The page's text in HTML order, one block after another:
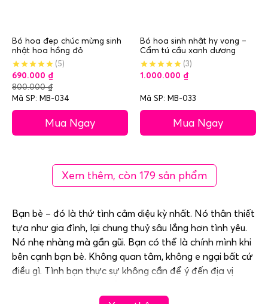
Bó hoa đẹp chúc mừng sinh
nhật hoa hồng đỏ
(5)
690.000 ₫
800.000₫
Mã SP: MB-034
Mua Ngay
Bó hoa sinh nhật hy vọng –
Cẩm tú cầu xanh dương
(3)
1.000.000 ₫
Mã SP: MB-033
Mua Ngay
Xem thêm, còn 179 sản phẩm
Bạn bè – đó là thứ tình cảm diệu kỳ nhất. Nó thân thiết
tựa như gia đình, lại chung thuỷ sâu lắng hơn tình yêu.
Nó nhẹ nhàng mà gần gũi. Bạn có thể là chính mình khi
bên cạnh bạn bè. Không quan tâm, không e ngại bất cứ
điều gì. Tình bạn thực sự không cần để ý đến địa vị
sự chỉ khi bạn cởi mở, chia sẻ những tình cảm chân